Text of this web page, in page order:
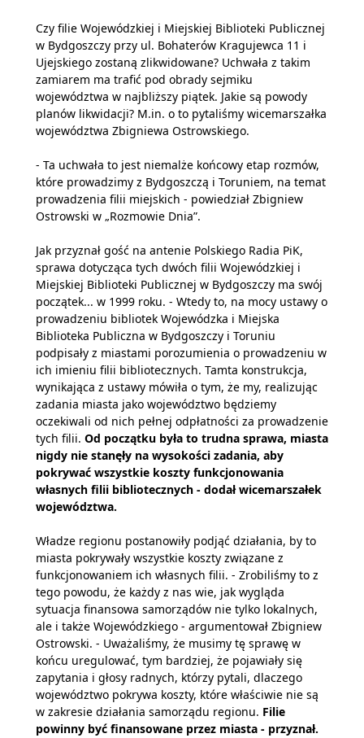
Czy filie Wojewódzkiej i Miejskiej Biblioteki Publicznej
w Bydgoszczy przy ul. Bohaterów Kragujewca 11 i
Ujejskiego zostaną zlikwidowane? Uchwała z takim
zamiarem ma trafić pod obrady sejmiku
województwa w najbliższy piątek. Jakie są powody
planów likwidacji? M.in. o to pytaliśmy wicemarszałka
województwa Zbigniewa Ostrowskiego.
- Ta uchwała to jest niemalże końcowy etap rozmów,
które prowadzimy z Bydgoszczą i Toruniem, na temat
prowadzenia filii miejskich - powiedział Zbigniew
Ostrowski w „Rozmowie Dnia”.
Jak przyznał gość na antenie Polskiego Radia PiK,
sprawa dotycząca tych dwóch filii Wojewódzkiej i
Miejskiej Biblioteki Publicznej w Bydgoszczy ma swój
początek... w 1999 roku. - Wtedy to, na mocy ustawy o
prowadzeniu bibliotek Wojewódzka i Miejska
Biblioteka Publiczna w Bydgoszczy i Toruniu
podpisały z miastami porozumienia o prowadzeniu w
ich imieniu filii bibliotecznych. Tamta konstrukcja,
wynikająca z ustawy mówiła o tym, że my, realizując
zadania miasta jako województwo będziemy
oczekiwali od nich pełnej odpłatności za prowadzenie
tych filii. Od początku była to trudna sprawa, miasta
nigdy nie stanęły na wysokości zadania, aby
pokrywać wszystkie koszty funkcjonowania
własnych filii bibliotecznych - dodał wicemarszałek
województwa.
Władze regionu postanowiły podjąć działania, by to
miasta pokrywały wszystkie koszty związane z
funkcjonowaniem ich własnych filii. - Zrobiliśmy to z
tego powodu, że każdy z nas wie, jak wygląda
sytuacja finansowa samorządów nie tylko lokalnych,
ale i także Wojewódzkiego - argumentował Zbigniew
Ostrowski. - Uważaliśmy, że musimy tę sprawę w
końcu uregulować, tym bardziej, że pojawiały się
zapytania i głosy radnych, którzy pytali, dlaczego
województwo pokrywa koszty, które właściwie nie są
w zakresie działania samorządu regionu. Filie
powinny być finansowane przez miasta - przyznał.